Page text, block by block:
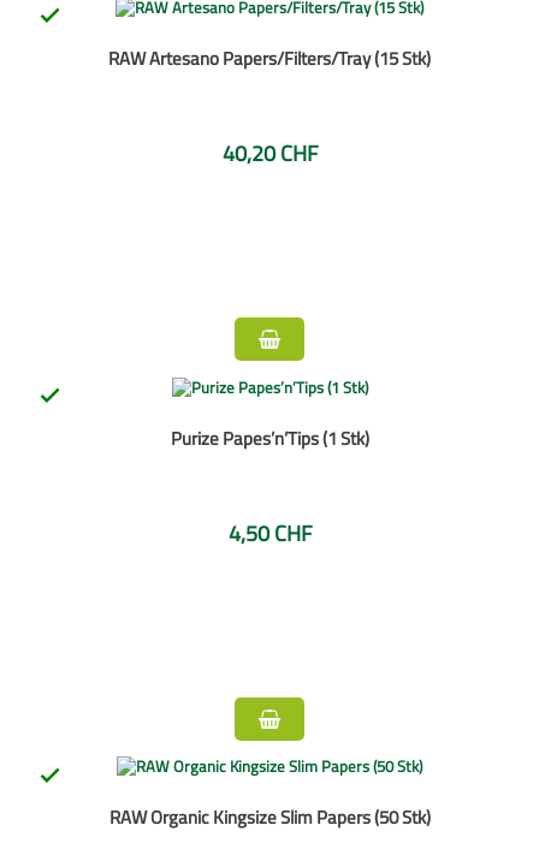

RAW Artesano Papers/Filters/Tray (15 Stk)
40,20 CHF

Purize Papes’n’Tips (1 Stk)
4,50 CHF

RAW Organic Kingsize Slim Papers (50 Stk)